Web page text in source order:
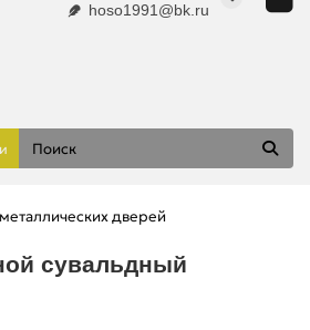
hoso1991@bk.ru
дверей
сувальдный